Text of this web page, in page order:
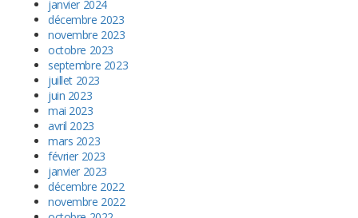
janvier 2024
décembre 2023
novembre 2023
octobre 2023
septembre 2023
juillet 2023
juin 2023
mai 2023
avril 2023
mars 2023
février 2023
janvier 2023
décembre 2022
novembre 2022